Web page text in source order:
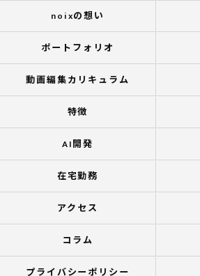
noixの想い
ポートフォリオ
動画編集カリキュラム
特徴
AI開発
在宅勤務
アクセス
コラム
プライバシーポリシー